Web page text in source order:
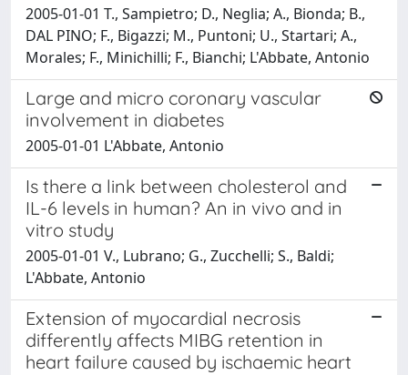
2005-01-01 T., Sampietro; D., Neglia; A., Bionda; B.,
DAL PINO; F., Bigazzi; M., Puntoni; U., Startari; A.,
Morales; F., Minichilli; F., Bianchi; L'Abbate, Antonio
Large and micro coronary vascular
involvement in diabetes
2005-01-01 L'Abbate, Antonio
Is there a link between cholesterol and
IL-6 levels in human? An in vivo and in
vitro study
2005-01-01 V., Lubrano; G., Zucchelli; S., Baldi;
L'Abbate, Antonio
Extension of myocardial necrosis
differently affects MIBG retention in
heart failure caused by ischaemic heart